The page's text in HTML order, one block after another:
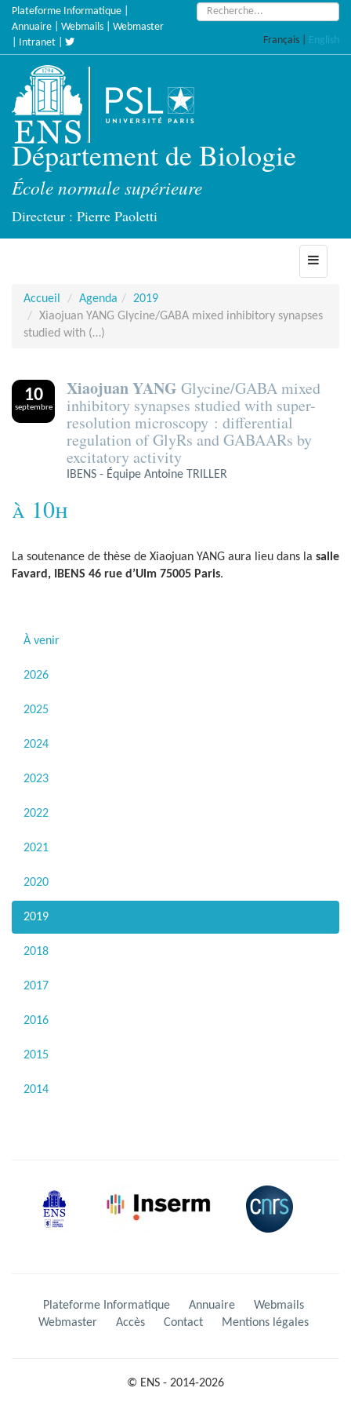
Accèder
directement
Plateforme Informatique
Annuaire
Webmails
Webmaster
Intranet
Rechercher :
Français English
Département de Biologie
École normale supérieure
Directeur : Pierre Paoletti
Toggle
Accueil
Agenda
2019
Xiaojuan YANG Glycine/GABA mixed inhibitory synapses
studied with (…)
10
septembre
Xiaojuan YANG Glycine/GABA mixed
inhibitory synapses studied with super-
resolution microscopy : differential
regulation of GlyRs and GABAARs by
excitatory activity
IBENS - Équipe Antoine TRILLER
à 10h
La soutenance de thèse de Xiaojuan YANG aura lieu dans la salle
Favard, IBENS 46 rue d’Ulm 75005 Paris.
À venir
2026
2025
2024
2023
2022
2021
2020
2019
2018
2017
2016
2015
2014
Plateforme Informatique Annuaire
Webmails
Webmaster
Accès Contact Mentions légales
© ENS - 2014-2026